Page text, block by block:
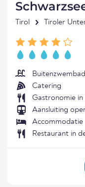
Tirol Tiroler
Buitenzwembad
Catering
Gastronomie
Aansluiting
Accommodatie
Restaurant in